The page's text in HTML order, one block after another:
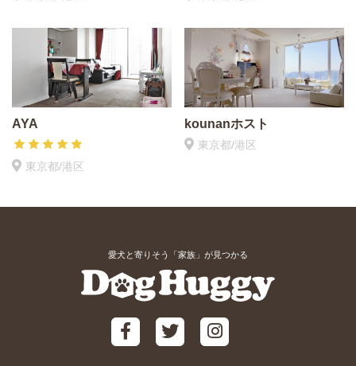
AYA
東京都/港区
kounanホスト
東京都/港区
愛犬と寄りそう「家族」が見つかる